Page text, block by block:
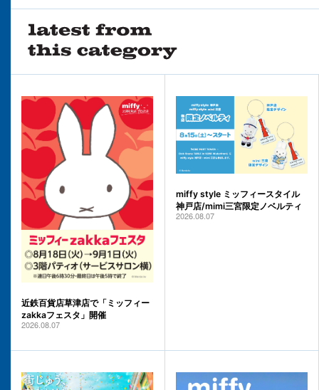
近鉄百貨店草津店で「ミッフィー
zakkaフェスタ」開催
2026.08.07
miffy style ミッフィースタイル
神戸店/mimi三宮限定ノベルティ
2026.08.07